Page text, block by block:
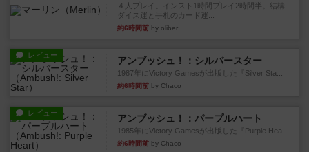
４人プレイ。インスト1時間プレイ2時間半。結構
ダイス運と手札のカード運...
約6時間前 by oliber
レビュー アンブッシュ！：シルバースター
1987年にVictory Gamesが出版した『Silver Sta...
約6時間前 by Chaco
レビュー アンブッシュ！：パープルハート
1985年にVictory Gamesが出版した『Purple Hea...
約6時間前 by Chaco